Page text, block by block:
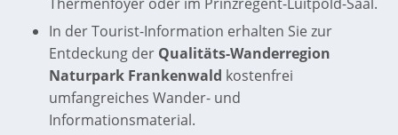
In der Tourist-Information erhalten Sie zur
Entdeckung der Qualitäts-Wanderregion
Naturpark Frankenwald kostenfrei
umfangreiches Wander- und
Informationsmaterial.